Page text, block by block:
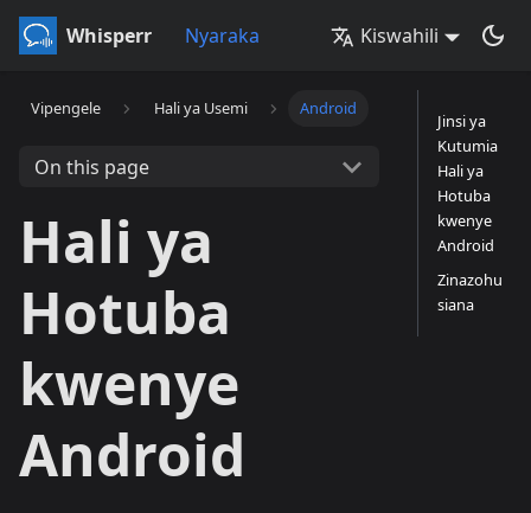
Whisperr Nyaraka Kiswahili
Vipengele Hali ya Usemi Android
On this page
Hali ya
Hotuba
kwenye
Android
Jinsi ya
Kutumia
Hali ya
Hotuba
kwenye
Android
Zinazohu
siana